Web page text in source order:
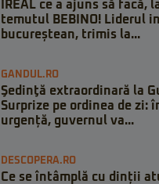
IREAL ce a ajuns să facă,
temutul BEBINO! Liderul
bucureștean, trimis la...
GANDUL.RO
Şedinţă extraordinară la
Surprize pe ordinea de zi:
urgență, guvernul va...
DESCOPERA.RO
Ce se întâmplă cu dinții